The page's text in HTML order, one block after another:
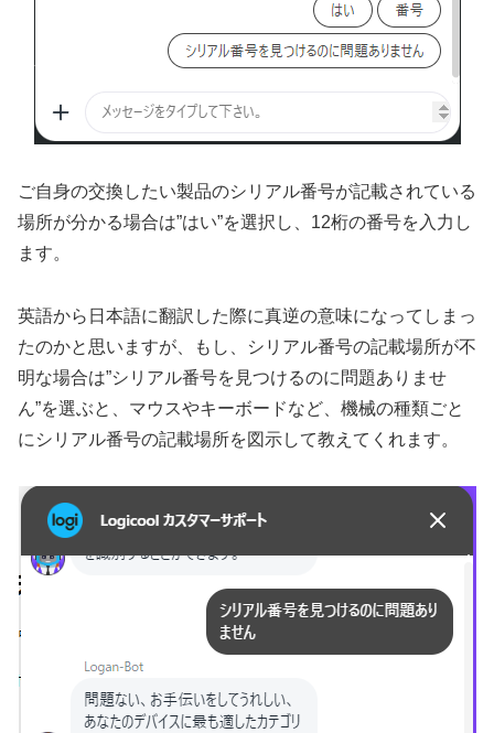
ご自身の交換したい製品のシリアル番号が記載されている
場所が分かる場合は”はい”を選択し、12桁の番号を入力し
ます。
英語から日本語に翻訳した際に真逆の意味になってしまっ
たのかと思いますが、もし、シリアル番号の記載場所が不
明な場合は”シリアル番号を見つけるのに問題ありませ
ん”を選ぶと、マウスやキーボードなど、機械の種類ごと
にシリアル番号の記載場所を図示して教えてくれます。